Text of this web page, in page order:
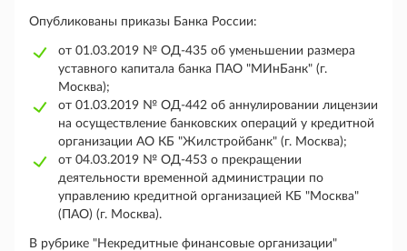
Опубликованы приказы Банка России:
от 01.03.2019 № ОД-435 об уменьшении размера
уставного капитала банка ПАО "МИнБанк" (г.
Москва);
от 01.03.2019 № ОД-442 об аннулировании лицензии
на осуществление банковских операций у кредитной
организации АО КБ "Жилстройбанк" (г. Москва);
от 04.03.2019 № ОД-453 о прекращении
деятельности временной администрации по
управлению кредитной организацией КБ "Москва"
(ПАО) (г. Москва).
В рубрике "Некредитные финансовые организации"